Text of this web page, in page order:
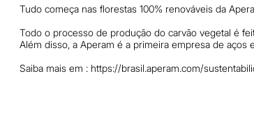
Tudo começa nas florestas 100% renováveis da
Todo o processo de produção do carvão vegetal é
Além disso, a Aperam é a primeira empresa de
Saiba mais em : https://brasil.aperam.com/